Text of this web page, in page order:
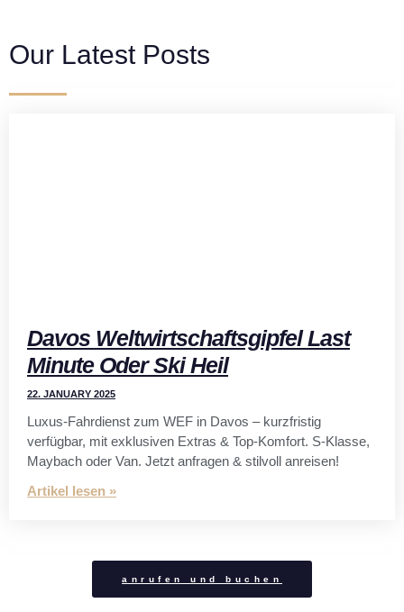
Our Latest Posts
Davos Weltwirtschaftsgipfel Last
Minute Oder Ski Heil
22. JANUARY 2025
Luxus-Fahrdienst zum WEF in Davos – kurzfristig
verfügbar, mit exklusiven Extras & Top-Komfort. S-Klasse,
Maybach oder Van. Jetzt anfragen & stilvoll anreisen!
Artikel lesen »
anrufen und buchen